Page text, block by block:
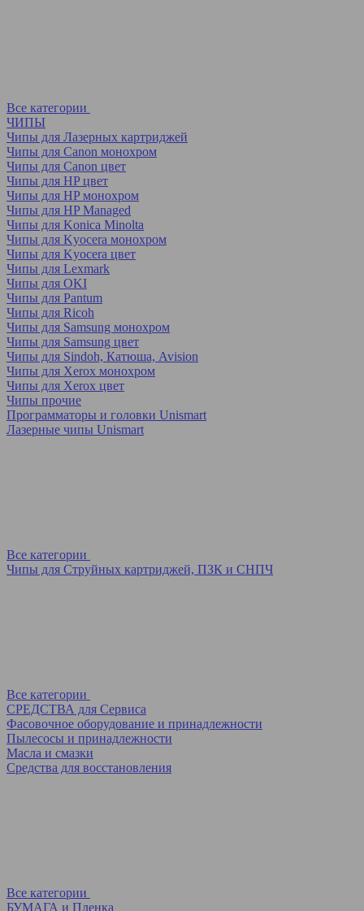
Все категории
ЧИПЫ
Чипы для Лазерных картриджей
Чипы для Canon монохром
Чипы для Canon цвет
Чипы для HP цвет
Чипы для HP монохром
Чипы для HP Managed
Чипы для Konica Minolta
Чипы для Kyocera монохром
Чипы для Kyocera цвет
Чипы для Lexmark
Чипы для OKI
Чипы для Pantum
Чипы для Ricoh
Чипы для Samsung монохром
Чипы для Samsung цвет
Чипы для Sindoh, Катюша, Avision
Чипы для Xerox монохром
Чипы для Xerox цвет
Чипы прочие
Программаторы и головки Unismart
Лазерные чипы Unismart
Все категории
Чипы для Струйных картриджей, ПЗК и СНПЧ
Все категории
СРЕДСТВА для Сервиса
Фасовочное оборудование и принадлежности
Пылесосы и принадлежности
Масла и смазки
Средства для восстановления
Все категории
БУМАГА и Пленка